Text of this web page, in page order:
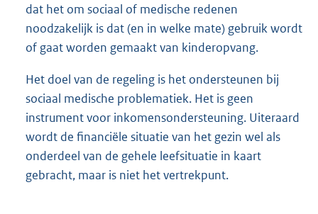
dat het om sociaal of medische redenen
noodzakelijk is dat (en in welke mate) gebruik wordt
of gaat worden gemaakt van kinderopvang.
Het doel van de regeling is het ondersteunen bij
sociaal medische problematiek. Het is geen
instrument voor inkomensondersteuning. Uiteraard
wordt de financiële situatie van het gezin wel als
onderdeel van de gehele leefsituatie in kaart
gebracht, maar is niet het vertrekpunt.